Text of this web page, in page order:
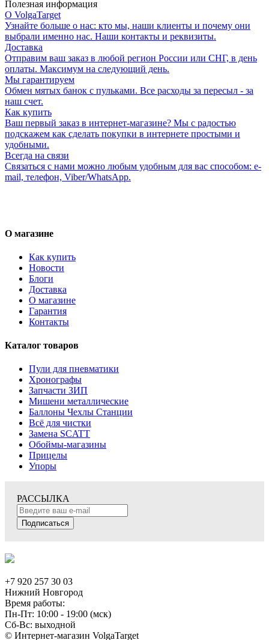
Полезная информация
О VolgaTarget
Узнайте больше о нас: кто мы, наши клиенты и почему они
выбрали именно нас. Наши контакты и реквизиты.
Доставка
Отправим ваш заказ в любой регион России или СНГ, в день
оплаты. Максимум на следующий день.
Мы гарантируем
Обмен мятых банок с пульками. Все расходы за пересыл - за
наш счет.
Как купить
Ваш первый заказ в интернет-магазине? Мы с радостью
подскажем как сделать покупки в интернете простыми и
удобными.
Всегда на связи
Связаться с нами можно любым удобным для вас способом: e-
mail, телефон, Viber/WhatsApp.
О магазине
Как купить
Новости
Блоги
Доставка
О магазине
Гарантия
Контакты
Каталог товаров
Пули для пневматики
Хронографы
Запчасти ЗИП
Мишени металлические
Баллоны Чехлы Станции
Всё для чистки
Замена SCATT
Обоймы-магазины
Прицелы
Упоры
РАССЫЛКА
Подписаться
+7 920 257 30 03
Нижний Новгород
Время работы:
Пн-Пт: 10:00 - 19:00 (мск)
Сб-Вс: выходной
© Интернет-магазин VolgaTarget